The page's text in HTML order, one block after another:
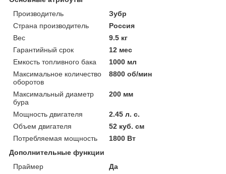
Производитель
Зубр
Страна производитель
Россия
Вес
9.5 кг
Гарантийный срок
12 мес
Емкость топливного бака
1000 мл
Максимальное количество
оборотов
8800 об/мин
Максимальный диаметр
бура
200 мм
Мощность двигателя
2.45 л. с.
Объем двигателя
52 куб. см
Потребляемая мощность
1800 Вт
Дополнительные функции
Праймер
Да